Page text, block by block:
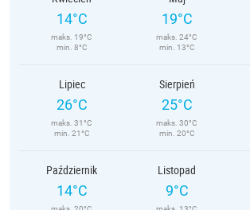
14°C
maks. 19°C
min. 8°C
19°C
maks. 24°C
min. 13°C
Lipiec
26°C
maks. 31°C
min. 21°C
Sierpień
25°C
maks. 30°C
min. 20°C
Październik
14°C
Listopad
9°C